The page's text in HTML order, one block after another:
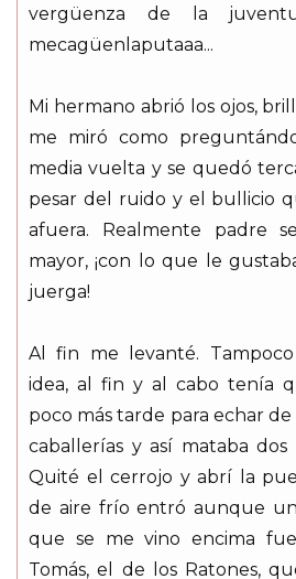
vergüenza de la
mecagüenlaputaaa...
Mi hermano abrió los ojos,
me miró como
media vuelta y se quedó
pesar del ruido y el bullicio
afuera. Realmente padre
mayor, ¡con lo que le
juerga!
Al fin me levanté.
idea, al fin y al cabo tenía
poco más tarde para echar
caballerías y así mataba
Quité el cerrojo y abrí la
de aire frío entró aunque
que se me vino encima
Tomás, el de los Ratones,